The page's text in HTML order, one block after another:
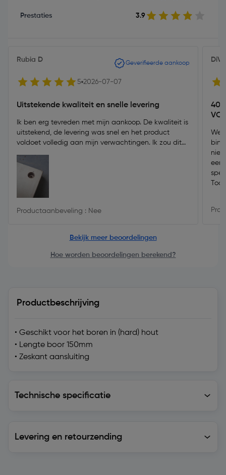
Prestaties 3.9
Rubia D Geverifieerde aankoop
5 2026-07-07
Uitstekende kwaliteit en snelle levering
Ik ben erg tevreden met mijn aankoop. De kwaliteit is
uitstekend, de levering was snel en het product
voldoet volledig aan mijn verwachtingen. Ik zou dit
Productaanbeveling : Nee
DiVo
We
niet
een
Bekijk meer beoordelingen
Hoe worden beoordelingen berekend?
Productbeschrijving
• Geschikt voor het boren in (hard) hout
• Lengte boor 150mm
• Zeskant aansluiting
Technische specificatie
Levering en retourzending